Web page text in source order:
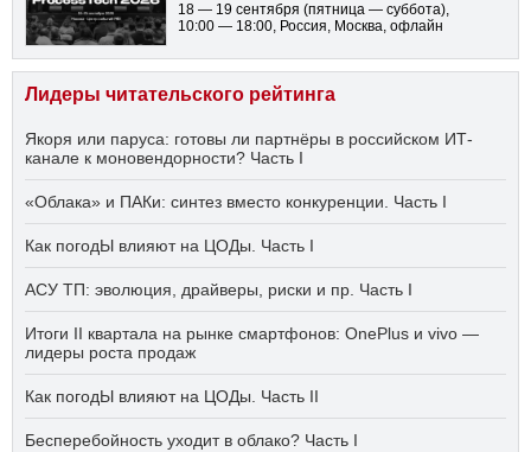
18 — 19 сентября (пятница — суббота),
10:00 — 18:00, Россия, Москва, офлайн
Лидеры читательского рейтинга
Якоря или паруса: готовы ли партнёры в российском ИТ-
канале к моновендорности? Часть I
«Облака» и ПАКи: синтез вместо конкуренции. Часть I
Как погодЫ влияют на ЦОДы. Часть I
АСУ ТП: эволюция, драйверы, риски и пр. Часть I
Итоги II квартала на рынке смартфонов: OnePlus и vivo —
лидеры роста продаж
Как погодЫ влияют на ЦОДы. Часть II
Бесперебойность уходит в облако? Часть I